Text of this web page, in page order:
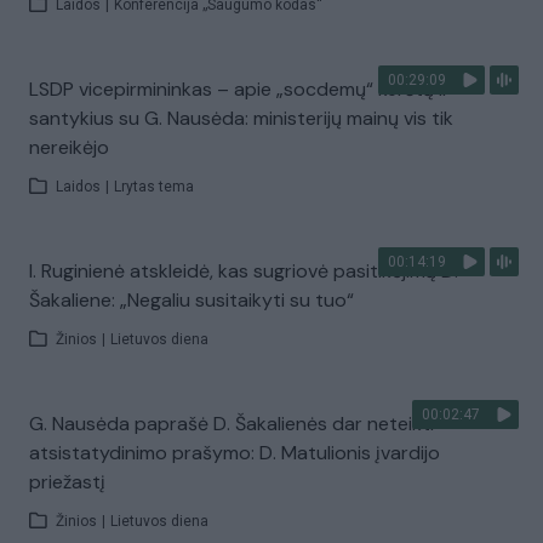
Laidos Konferencija „Saugumo kodas“
00:29:09
LSDP vicepirmininkas – apie „socdemų“ kerštą ir
santykius su G. Nausėda: ministerijų mainų vis tik
nereikėjo
Laidos Lrytas tema
00:14:19
I. Ruginienė atskleidė, kas sugriovė pasitikėjimą D.
Šakaliene: „Negaliu susitaikyti su tuo“
Žinios Lietuvos diena
00:02:47
G. Nausėda paprašė D. Šakalienės dar neteikti
atsistatydinimo prašymo: D. Matulionis įvardijo
priežastį
Žinios Lietuvos diena